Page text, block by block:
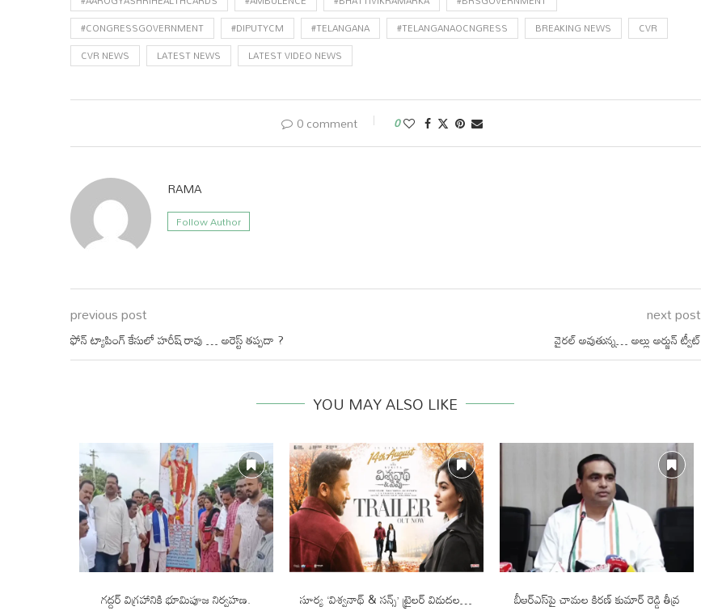
#CONGRESSGOVERNMENT
#DIPUTYCM #TELANGANA #TELANGANAOCNGRESS BREAKING NEWS
CVR
CVR NEWS
LATEST NEWS LATEST VIDEO NEWS
0 comment 0
RAMA
Follow Author
previous post
ఫోన్‌ ట్యాపింగ్‌ కేసులో హరీష్ రావు … అరెస్ట్ తప్పదా ?
next post
వైరల్ అవుతున్న… అల్లు అర్జున్ ట్వీట్
YOU MAY ALSO LIKE
గద్దర్ విగ్రహానికి భూమిపూజ నిర్వహణ. సూర్య ‘విశ్వనాథ్ & సన్స్’ ట్రైలర్ విడుదల…
బీఆర్ఎస్‌పై చామల కిరణ్ కుమార్ రెడ్డి తీవ్ర